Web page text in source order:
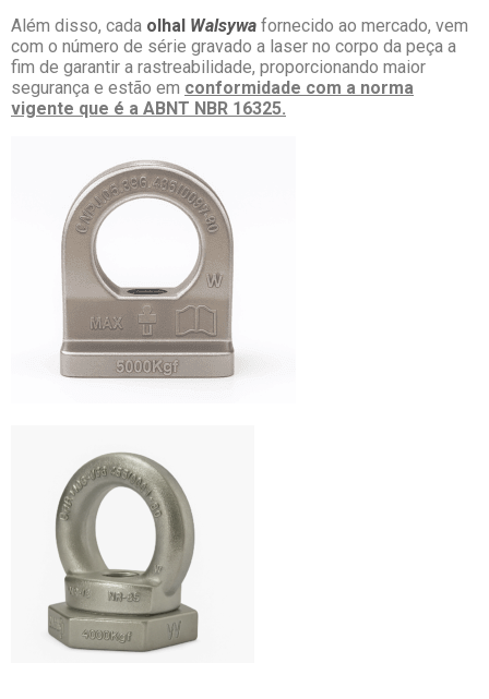
Além disso, cada olhal Walsywa fornecido ao mercado, vem
com o número de série gravado a laser no corpo da peça a
fim de garantir a rastreabilidade, proporcionando maior
segurança e estão em conformidade com a norma
vigente que é a ABNT NBR 16325.